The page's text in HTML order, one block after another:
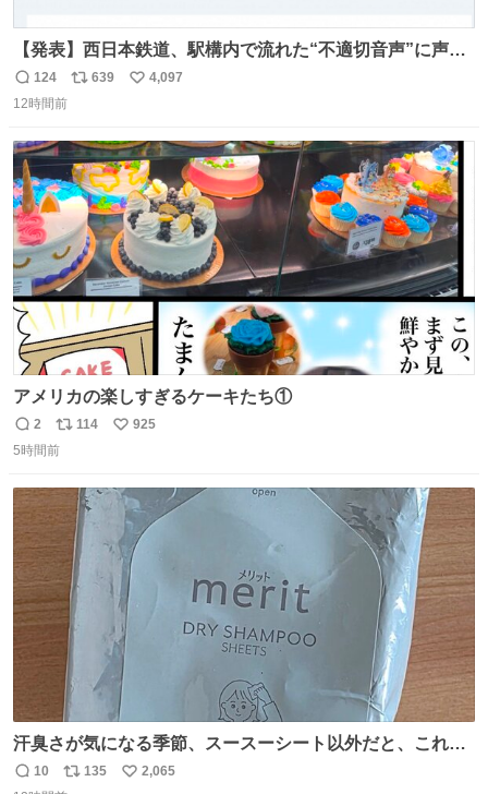
【発表】西日本鉄道、駅構内で流れた“不適切音声”に声明
「被害届も検討」 news.livedoor.com/article/detail… 4日
に西鉄福岡（天神）駅および薬院駅で発生した駅構内放送
送設備に外部から不正に音声が流された可能性も含めて確
認を実施」と説明した。
返
信
124
リ
ト
数
639
い
数
4,097
12時間前
アメリカの楽しすぎるケーキたち①
返
信
2
リ
ポ
ト
数
114
い
数
925
5時間前
汗臭さが気になる季節、スースーシート以外だと、これが
とにかくスッキリする。2年くらい前に #生活は踊る で紹
返
10
リ
135
い
2,065